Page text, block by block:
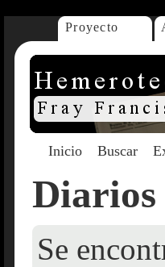
Proyecto
Inicio Buscar
Diarios
Se